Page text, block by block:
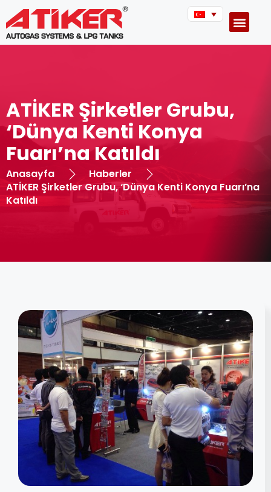
ATİKER Şirketler Grubu,
‘Dünya Kenti Konya
Fuarı’na Katıldı
Anasayfa
Haberler
ATİKER Şirketler Grubu, ‘Dünya Kenti Konya Fuarı’na
Katıldı